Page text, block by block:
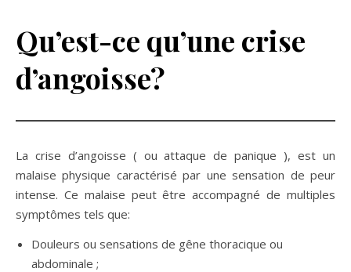
Qu’est-ce qu’une crise
d’angoisse?
La crise d’angoisse ( ou attaque de panique ), est un
malaise physique caractérisé par une sensation de peur
intense. Ce malaise peut être accompagné de multiples
symptômes tels que:
Douleurs ou sensations de gêne thoracique ou
abdominale ;